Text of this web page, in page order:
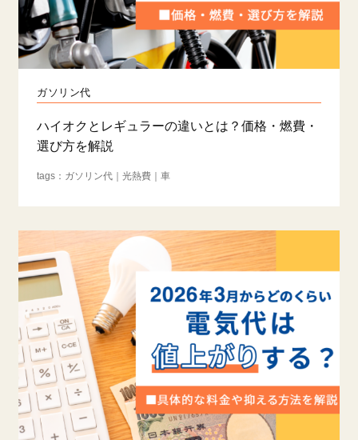
ガソリン代
ハイオクとレギュラーの違いとは？価格・燃費・
選び方を解説
ガソリン代 光熱費 車